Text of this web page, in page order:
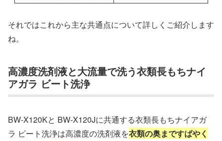
それではこれから主な共通点について詳しくご紹介します
ね。
高濃度洗剤液と大流量で洗う衣類長もちナイ
アガラ ビート洗浄
BW-X120Kと BW-X120Jに共通する衣類長もちナイアガ
ラ ビート洗浄は高濃度の洗剤液を衣類の奥まですばやく